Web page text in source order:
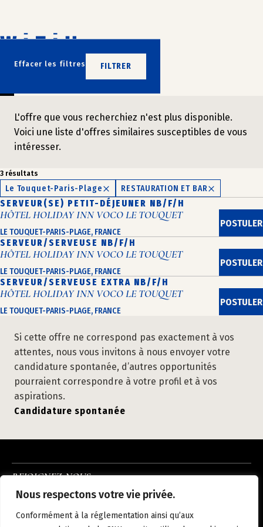
Nous respectons votre vie privée.
Conformément à la réglementation ainsi qu’aux
contenu
Effacer les filtres FILTRER
N’ATTENDEZ PLUS
REJOIGNEZ-NOUS
L'offre que vous recherchiez n'est plus disponible.
Voici une liste d'offres similaires susceptibles de vous
intéresser.
3 résultats
Le Touquet-Paris-Plage RESTAURATION ET BAR
SERVEUR(SE) PETIT-DÉJEUNER NB/F/H
HÔTEL HOLIDAY INN VOCO LE TOUQUET
LE TOUQUET-PARIS-PLAGE, FRANCE
POSTULER
SERVEUR/SERVEUSE NB/F/H
HÔTEL HOLIDAY INN VOCO LE TOUQUET
LE TOUQUET-PARIS-PLAGE, FRANCE
POSTULER
SERVEUR/SERVEUSE EXTRA NB/F/H
HÔTEL HOLIDAY INN VOCO LE TOUQUET
LE TOUQUET-PARIS-PLAGE, FRANCE
POSTULER
Si cette offre ne correspond pas exactement à vos
attentes, nous vous invitons à nous envoyer votre
candidature spontanée, d’autres opportunités
pourraient correspondre à votre profil et à vos
aspirations.
Candidature spontanée
REJOIGNEZ-NOUS
NOUS REJOINDRE
MENTIONS LÉGALESPOLITIQUE DE CONFIDENTIALITÉ